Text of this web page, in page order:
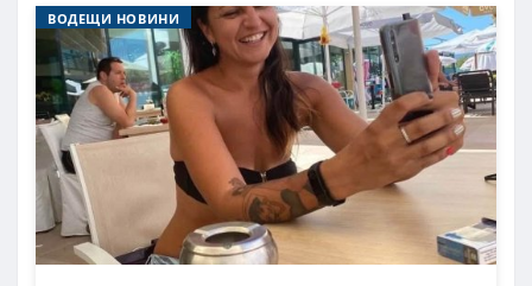
ВОДЕЩИ НОВИНИ